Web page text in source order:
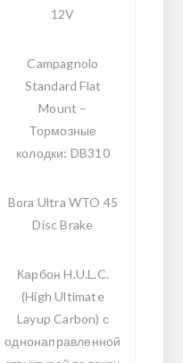
12V
Campagnolo
Standard Flat
Mount –
Тормозные
колодки: DB310
Bora Ultra WTO 45
Disc Brake
Карбон H.U.L.C.
(High Ultimate
Layup Carbon) с
однонаправленной